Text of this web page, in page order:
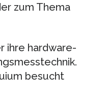
zum Thema
ihre hardware-
besucht